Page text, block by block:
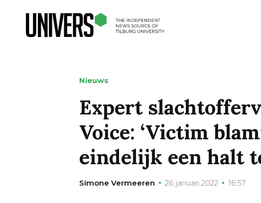
Nieuws
Expert
Voice: ‘Victim
eindelijk een halt
Simone Vermeeren 26 januari 2022 16:57